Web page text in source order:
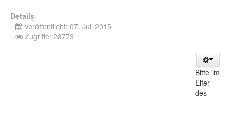
Details
Veröffentlicht: 07. Juli 2015
Zugriffe: 28773
Bitte im
Eifer
des